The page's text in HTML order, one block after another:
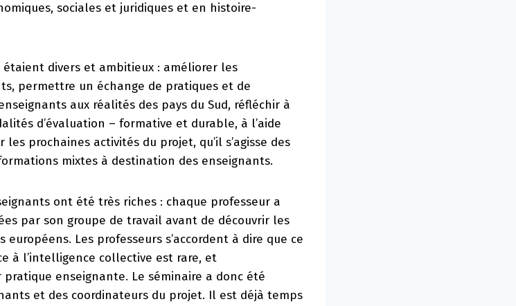
sociales et juridiques et en histoire-
étaient divers et ambitieux : améliorer les
permettre un échange de pratiques et de
aux réalités des pays du Sud, réfléchir à
d’évaluation – formative et durable, à l’aide
les prochaines activités du projet, qu’il s’agisse des
mixtes à destination des enseignants.
ont été très riches : chaque professeur a
par son groupe de travail avant de découvrir les
européens. Les professeurs s’accordent à dire que ce
à l’intelligence collective est rare, et
enseignante. Le séminaire a donc été
et des coordinateurs du projet. Il est déjà temps